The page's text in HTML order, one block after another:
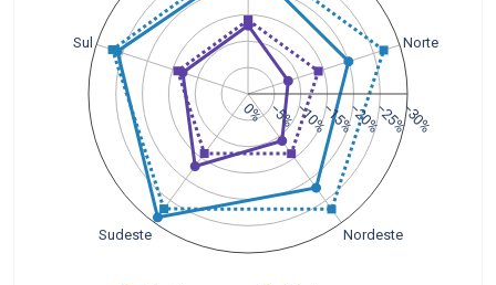
Sul
Sudeste Nordeste
Norte
0%−5%−10%−15%−20%−25%−30%